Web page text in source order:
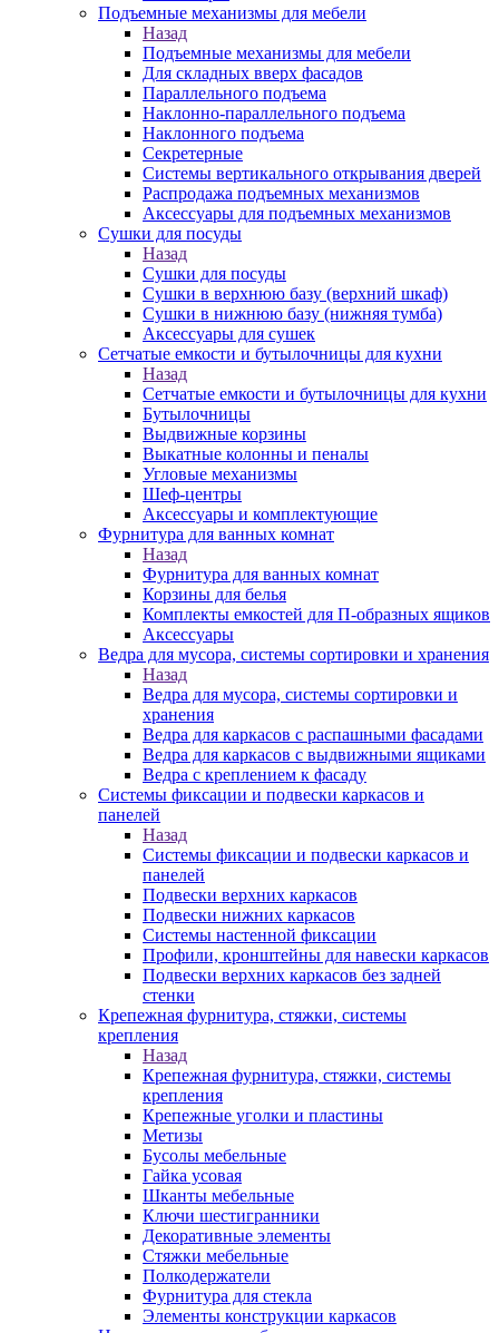
Подъемные механизмы для мебели
Назад
Подъемные механизмы для мебели
Для складных вверх фасадов
Параллельного подъема
Наклонно-параллельного подъема
Наклонного подъема
Секретерные
Системы вертикального открывания дверей
Распродажа подъемных механизмов
Аксессуары для подъемных механизмов
Сушки для посуды
Назад
Сушки для посуды
Сушки в верхнюю базу (верхний шкаф)
Сушки в нижнюю базу (нижняя тумба)
Аксессуары для сушек
Сетчатые емкости и бутылочницы для кухни
Назад
Сетчатые емкости и бутылочницы для кухни
Бутылочницы
Выдвижные корзины
Выкатные колонны и пеналы
Угловые механизмы
Шеф-центры
Аксессуары и комплектующие
Фурнитура для ванных комнат
Назад
Фурнитура для ванных комнат
Корзины для белья
Комплекты емкостей для П-образных ящиков
Аксессуары
Ведра для мусора, системы сортировки и хранения
Назад
Ведра для мусора, системы сортировки и
хранения
Ведра для каркасов с распашными фасадами
Ведра для каркасов с выдвижными ящиками
Ведра с креплением к фасаду
Системы фиксации и подвески каркасов и
панелей
Назад
Системы фиксации и подвески каркасов и
панелей
Подвески верхних каркасов
Подвески нижних каркасов
Системы настенной фиксации
Профили, кронштейны для навески каркасов
Подвески верхних каркасов без задней
стенки
Крепежная фурнитура, стяжки, системы
крепления
Назад
Крепежная фурнитура, стяжки, системы
крепления
Крепежные уголки и пластины
Метизы
Бусолы мебельные
Гайка усовая
Шканты мебельные
Ключи шестигранники
Декоративные элементы
Стяжки мебельные
Полкодержатели
Фурнитура для стекла
Элементы конструкции каркасов